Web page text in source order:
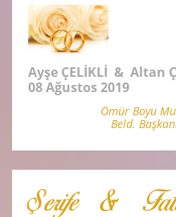
Ayşe ÇELİKLİ & Altan
08 Ağustos 2019
Ömür Boyu
Beld.
Şerife &